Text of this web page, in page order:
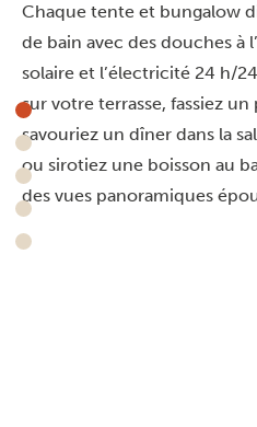
Chaque tente et bungalow
de bain avec des douches à
solaire et l’électricité 24 h/
sur votre terrasse, fassiez
savouriez un dîner dans la
ou sirotiez une boisson au
des vues panoramiques